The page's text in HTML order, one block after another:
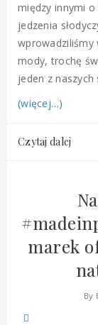
między innymi
jedzenia
wprowadziliśmy
mody, trochę
jeden z
(więcej…)
Czytaj dalej
marek
By